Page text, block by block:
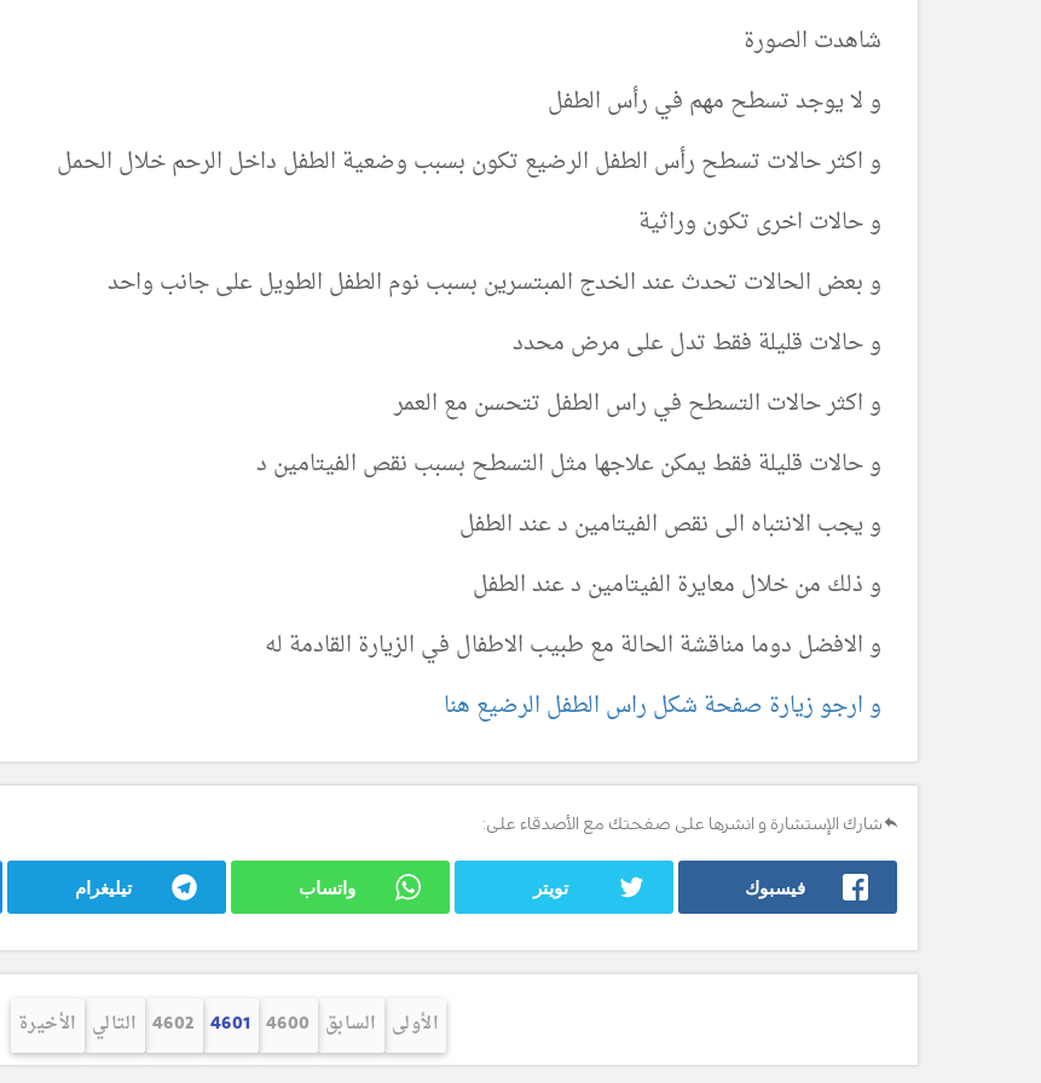
شاهدت الصورة
و لا يوجد تسطح مهم في رأس الطفل
و اكثر حالات تسطح رأس الطفل الرضيع تكون بسبب وضعية الطفل داخل الرحم خلال الحمل
و حالات اخرى تكون وراثية
و بعض الحالات تحدث عند الخدج المبتسرين بسبب نوم الطفل الطويل على جانب واحد
و حالات قليلة فقط تدل على مرض محدد
و اكثر حالات التسطح في راس الطفل تتحسن مع العمر
و حالات قليلة فقط يمكن علاجها مثل التسطح بسبب نقص الفيتامين د
و يجب الانتباه الى نقص الفيتامين د عند الطفل
و ذلك من خلال معايرة الفيتامين د عند الطفل
و الافضل دوما مناقشة الحالة مع طبيب الاطفال في الزيارة القادمة له
و ارجو زيارة صفحة شكل راس الطفل الرضيع هنا
شارك الإستشارة و انشرها على صفحتك مع الأصدقاء على:
فيسبوك تويتر واتساب تيليغرام
الأولى السابق 4600
4601
4602 التالي الأخيرة